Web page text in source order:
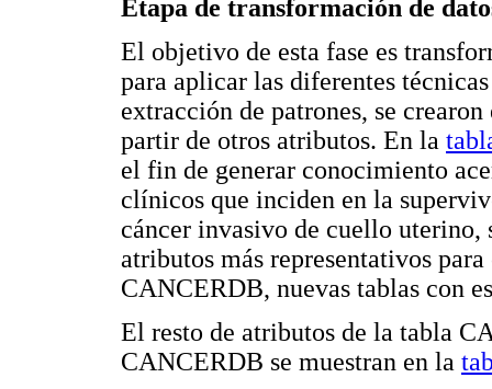
Etapa de transformación de
El objetivo de esta fase es
para aplicar las diferentes
extracción de patrones, se
partir de otros atributos. En la
el fin de generar conocimiento
clínicos que inciden en la
cáncer invasivo de cuello
atributos más representativos
CANCERDB, nuevas tablas con
El resto de atributos de la tabla
CANCERDB se muestran en la